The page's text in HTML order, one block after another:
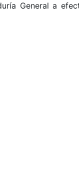
General a